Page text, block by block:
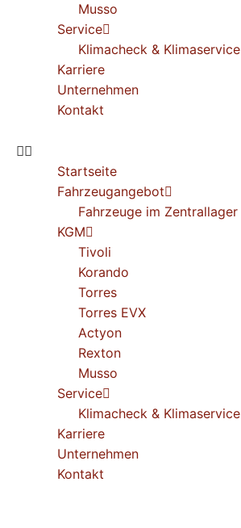
Musso
Service
Klimacheck & Klimaservice
Karriere
Unternehmen
Kontakt
Startseite
Fahrzeugangebot
Fahrzeuge im Zentrallager
KGM
Tivoli
Korando
Torres
Torres EVX
Actyon
Rexton
Musso
Service
Klimacheck & Klimaservice
Karriere
Unternehmen
Kontakt